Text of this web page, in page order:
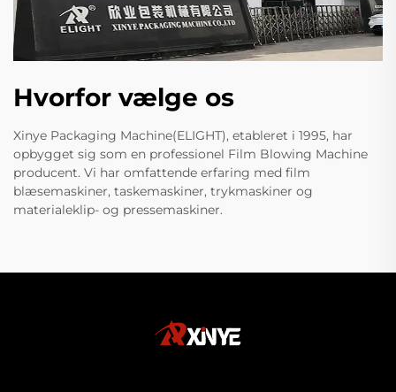
Hvorfor vælge os
Xinye Packaging Machine(ELIGHT), etableret i 1995, har
opbygget sig som en professionel Film Blowing Machine
producent. Vi har omfattende erfaring med film
blæsemaskiner, taskemaskiner, trykmaskiner og
materialeklip- og pressemaskiner.